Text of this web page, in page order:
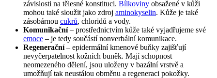
závislosti na tělesné konstituci. Bílkoviny obsažené v kůži
mohou také sloužit jako zdroj aminokyselin. Kůže je také
zásobárnou cukrů, chloridů a vody.
Komunikační– prostřednictvím kůže také vyjadřujeme své
emoce – je tedy součástí nonverbální komunikace.
Regenerační– epidermální kmenové buňky zajišťují
nevyčerpatelnost kožních buněk. Mají schopnost
neomezeného dělení, jsou uloženy v bazální vrstvě a
umožňují tak neustálou obměnu a regeneraci pokožky.